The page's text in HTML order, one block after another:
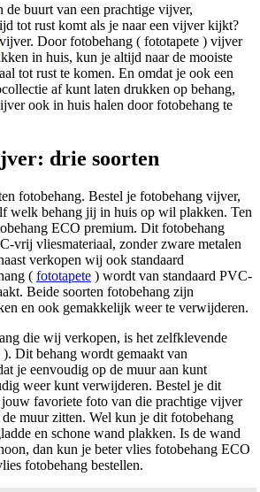
buurt van een prachtige vijver,
tot rust komt als je naar een vijver kijkt?
vijver. Door fotobehang ( fototapete ) vijver
in huis, kun je altijd naar de mooiste
tot rust te komen. En omdat je ook een
af kunt laten drukken op behang,
ook in huis halen door fotobehang te
drie soorten
fotobehang. Bestel je fotobehang vijver,
welk behang jij in huis op wil plakken. Ten
ECO premium. Dit fotobehang
vrij vliesmateriaal, zonder zware metalen
verkopen wij ook standaard
( fototapete ) wordt van standaard PVC-
Beide soorten fotobehang zijn
en ook gemakkelijk weer te verwijderen.
die wij verkopen, is het zelfklevende
Dit behang wordt gemaakt van
je eenvoudig op de muur aan kunt
weer kunt verwijderen. Bestel je dit
favoriete foto van die prachtige vijver
muur zitten. Wel kun je dit fotobehang
en schone wand plakken. Is de wand
dan kun je beter vlies fotobehang ECO
fotobehang bestellen.